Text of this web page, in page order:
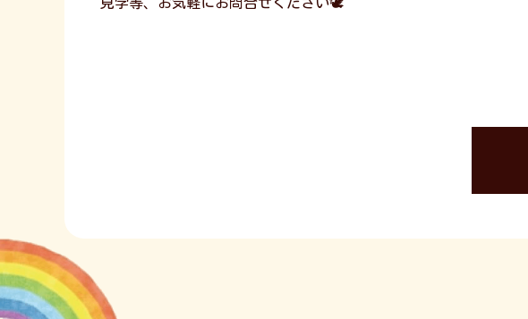
見学等、お気軽にお問合せください🕊️